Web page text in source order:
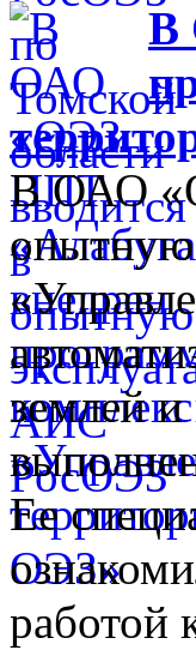
В
В ОАО
опытную
землей
Ее
работой